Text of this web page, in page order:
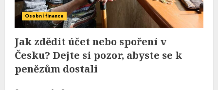
Osobní finance
Jak zdědit účet nebo spoření v
Česku? Dejte si pozor, abyste se k
penězům dostali